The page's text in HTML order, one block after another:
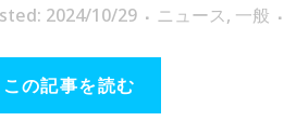
2024/10/29 ニュース, 一般
この記事を読む